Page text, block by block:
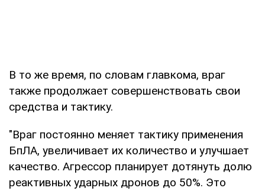
В то же время, по словам главкома, враг
также продолжает совершенствовать свои
средства и тактику.
"Враг постоянно меняет тактику применения
БпЛА, увеличивает их количество и улучшает
качество. Агрессор планирует дотянуть долю
реактивных ударных дронов до 50%. Это